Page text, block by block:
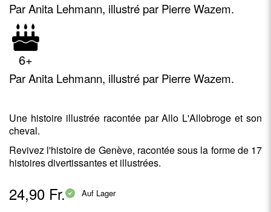
Par Anita Lehmann, illustré par Pierre Wazem.
6+
Par Anita Lehmann, illustré par Pierre Wazem.
Une histoire illustrée racontée par Allo L'Allobroge et son
cheval.
Revivez l'histoire de Genève, racontée sous la forme de 17
histoires divertissantes et illustrées.
24,90 Fr. Auf Lager